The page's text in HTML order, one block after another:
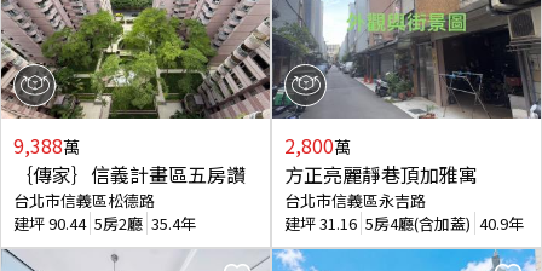
9,388萬
｛傳家｝信義計畫區五房讚
台北市信義區松德路
建坪90.44 5房2廳 35.4年
2,800萬
方正亮麗靜巷頂加雅寓
台北市信義區永吉路
建坪31.16 5房4廳(含加蓋) 40.9年